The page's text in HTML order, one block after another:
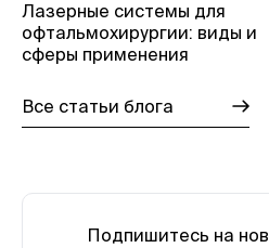
Лазерные системы для
офтальмохирургии: виды и
сферы применения
Все статьи блога
Подпишитесь на